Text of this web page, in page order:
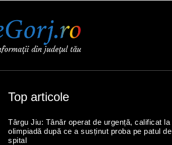
Top articole
Târgu Jiu: Tânăr operat de urgență, calificat la
olimpiadă după ce a susținut proba pe patul de
spital